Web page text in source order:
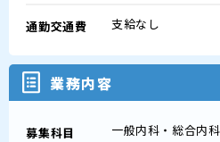
通勤交通費 支給なし
業務内容
募集科目 一般内科・総合内科